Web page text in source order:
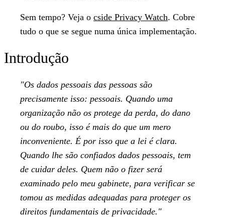
Sem tempo? Veja o cside Privacy Watch. Cobre
tudo o que se segue numa única implementação.
Introdução
"Os dados pessoais das pessoas são
precisamente isso: pessoais. Quando uma
organização não os protege da perda, do dano
ou do roubo, isso é mais do que um mero
inconveniente. É por isso que a lei é clara.
Quando lhe são confiados dados pessoais, tem
de cuidar deles. Quem não o fizer será
examinado pelo meu gabinete, para verificar se
tomou as medidas adequadas para proteger os
direitos fundamentais de privacidade."